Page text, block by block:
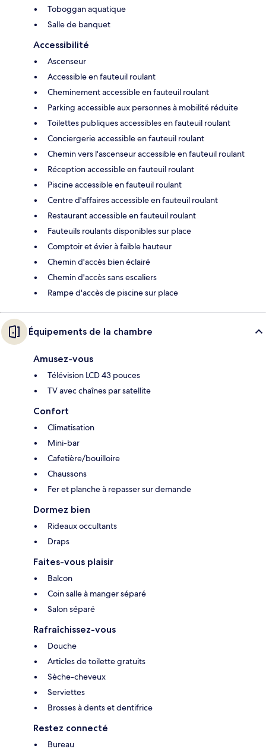
Toboggan aquatique
Salle de banquet
Accessibilité
Ascenseur
Accessible en fauteuil roulant
Cheminement accessible en fauteuil roulant
Parking accessible aux personnes à mobilité réduite
Toilettes publiques accessibles en fauteuil roulant
Conciergerie accessible en fauteuil roulant
Chemin vers l'ascenseur accessible en fauteuil roulant
Réception accessible en fauteuil roulant
Piscine accessible en fauteuil roulant
Centre d'affaires accessible en fauteuil roulant
Restaurant accessible en fauteuil roulant
Fauteuils roulants disponibles sur place
Comptoir et évier à faible hauteur
Chemin d'accès bien éclairé
Chemin d'accès sans escaliers
Rampe d'accès de piscine sur place
Équipements de la chambre
Amusez-vous
Télévision LCD 43 pouces
TV avec chaînes par satellite
Confort
Climatisation
Mini-bar
Cafetière/bouilloire
Chaussons
Fer et planche à repasser sur demande
Dormez bien
Rideaux occultants
Draps
Faites-vous plaisir
Balcon
Coin salle à manger séparé
Salon séparé
Rafraîchissez-vous
Douche
Articles de toilette gratuits
Sèche-cheveux
Serviettes
Brosses à dents et dentifrice
Restez connecté
Bureau